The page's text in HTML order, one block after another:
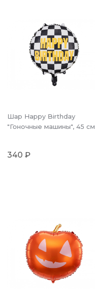
Шар Happy Birthday
"Гоночные машины", 45 см
340 ₽